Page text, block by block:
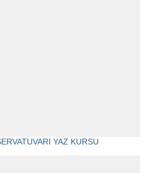
YAZ KURSU